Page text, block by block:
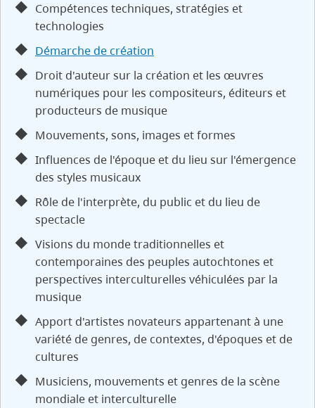
Compétences techniques, stratégies et
technologies
Démarche de création
Droit d'auteur sur la création et les œuvres
numériques pour les compositeurs, éditeurs et
producteurs de musique
Mouvements, sons, images et formes
Influences de l'époque et du lieu sur l'émergence
des styles musicaux
Rôle de l'interprète, du public et du lieu de
spectacle
Visions du monde traditionnelles et
contemporaines des peuples autochtones et
perspectives interculturelles véhiculées par la
musique
Apport d'artistes novateurs appartenant à une
variété de genres, de contextes, d'époques et de
cultures
Musiciens, mouvements et genres de la scène
mondiale et interculturelle